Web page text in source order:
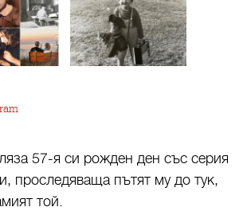
57-я си рожден ден със серия
проследяваща пътят му до тук,
той.